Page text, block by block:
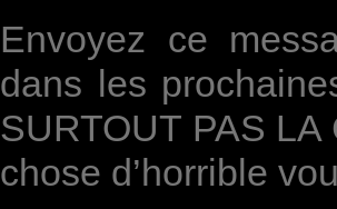
Envoyez ce
dans les
SURTOUT PAS
chose d’horrible